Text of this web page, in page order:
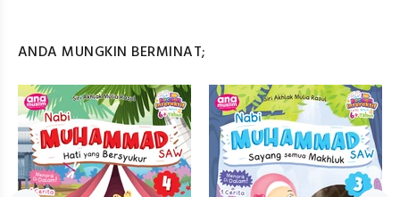
ANDA MUNGKIN BERMINAT;